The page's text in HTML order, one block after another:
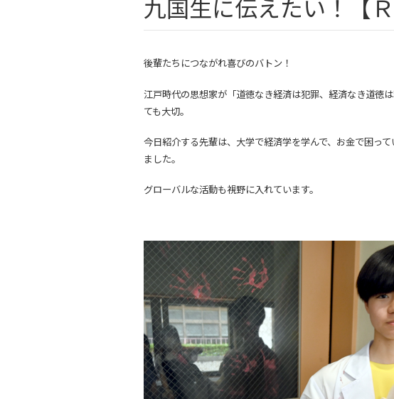
九国生に伝えたい！【
後輩たちにつながれ喜びのバトン！
江戸時代の思想家が「道徳なき経済は犯罪、経済なき道徳
ても大切。
今日紹介する先輩は、大学で経済学を学んで、お金で困っ
ました。
グローバルな活動も視野に入れています。